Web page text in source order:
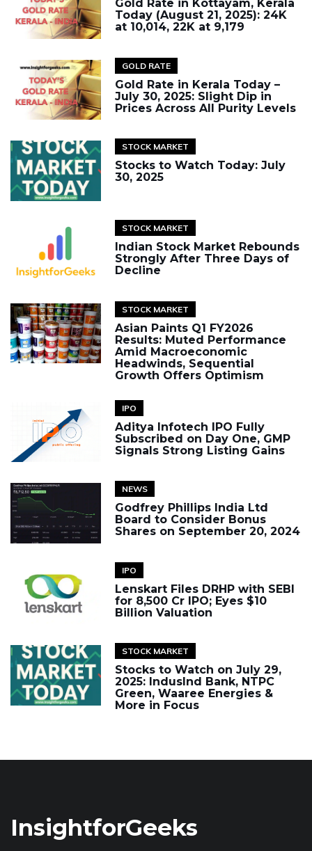
Gold Rate in Kottayam, Kerala
Today (August 21, 2025): 24K
at ₹10,014, 22K at ₹9,179
GOLD RATE
Gold Rate in Kerala Today –
July 30, 2025: Slight Dip in
Prices Across All Purity Levels
STOCK MARKET
Stocks to Watch Today: July
30, 2025
STOCK MARKET
Indian Stock Market Rebounds
Strongly After Three Days of
Decline
STOCK MARKET
Asian Paints Q1 FY2026
Results: Muted Performance
Amid Macroeconomic
Headwinds, Sequential
Growth Offers Optimism
IPO
Aditya Infotech IPO Fully
Subscribed on Day One, GMP
Signals Strong Listing Gains
NEWS
Godfrey Phillips India Ltd
Board to Consider Bonus
Shares on September 20, 2024
IPO
Lenskart Files DRHP with SEBI
for ₹8,500 Cr IPO; Eyes $10
Billion Valuation
STOCK MARKET
Stocks to Watch on July 29,
2025: IndusInd Bank, NTPC
Green, Waaree Energies &
More in Focus
InsightforGeeks